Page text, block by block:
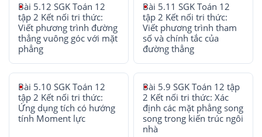
Bài 5.12 SGK Toán 12
tập 2 Kết nối tri thức:
Viết phương trình đường
thẳng vuông góc với mặt
phẳng
Bài 5.11 SGK Toán 12
tập 2 Kết nối tri thức:
Viết phương trình tham
số và chính tắc của
đường thẳng
Bài 5.10 SGK Toán 12
tập 2 Kết nối tri thức:
Ứng dụng tích có hướng
tính Moment lực
Bài 5.9 SGK Toán 12 tập
2 Kết nối tri thức: Xác
định các mặt phẳng song
song trong kiến trúc ngôi
nhà